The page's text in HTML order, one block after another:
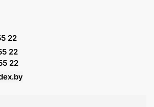
22
22
22